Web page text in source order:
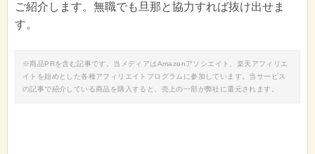
ご紹介します。無職でも旦那と協力すれば抜け出せま
す。
※商品PRを含む記事です。当メディアはAmazonアソシエイト、楽天アフィリエ
イトを始めとした各種アフィリエイトプログラムに参加しています。当サービス
の記事で紹介している商品を購入すると、売上の一部が弊社に還元されます。